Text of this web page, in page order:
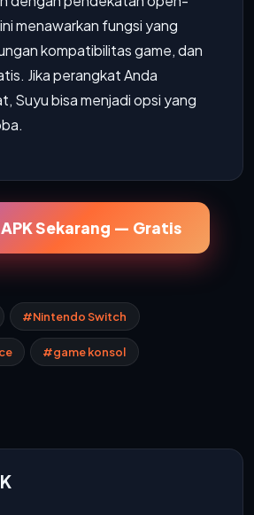
menawarkan fungsi yang
kompatibilitas game, dan
Jika perangkat Anda
Suyu bisa menjadi opsi yang
Sekarang — Gratis
#Nintendo Switch
#game konsol